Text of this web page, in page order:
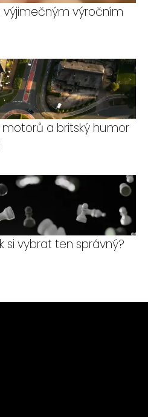
výročním
motorů a britský humor
si vybrat ten správný?